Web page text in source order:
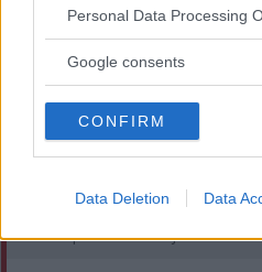
Please note that this website/
not limited to your visit or usage
use your data for below
consent section.
Personal Data Processing
Google consents
CONFIRM
Data Deletion Data
Läs in fler
SENASTE
Fina initiativet för legenden –
DEBATT: Trygghet är den
Solcellsparken fick nej – nu har